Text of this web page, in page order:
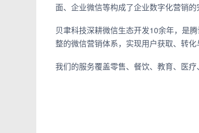
面、企业微信等构成了企业数字化营销的
贝聿科技深耕微信生态开发10余年，是
整的微信营销体系，实现用户获取、转化
我们的服务覆盖零售、餐饮、教育、医